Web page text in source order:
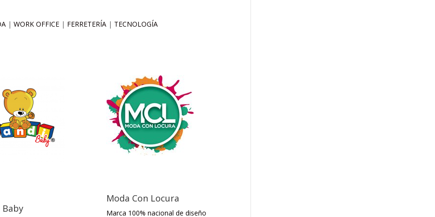
|WORK OFFICE | FERRETERÍA | TECNOLOGÍA
Moda Con Locura
Marca 100% nacional de diseño